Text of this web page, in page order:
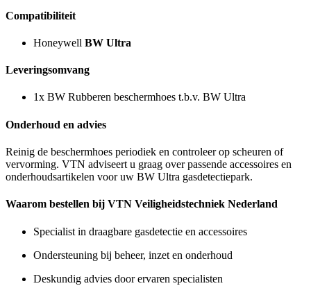
Compatibiliteit
Honeywell BW Ultra
Leveringsomvang
1x BW Rubberen beschermhoes t.b.v. BW Ultra
Onderhoud en advies
Reinig de beschermhoes periodiek en controleer op scheuren of
vervorming. VTN adviseert u graag over passende accessoires en
onderhoudsartikelen voor uw BW Ultra gasdetectiepark.
Waarom bestellen bij VTN Veiligheidstechniek Nederland
Specialist in draagbare gasdetectie en accessoires
Ondersteuning bij beheer, inzet en onderhoud
Deskundig advies door ervaren specialisten